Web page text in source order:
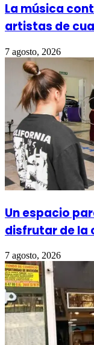
La música
artistas de
7 agosto, 2026
Un espacio
disfrutar de la
7 agosto, 2026